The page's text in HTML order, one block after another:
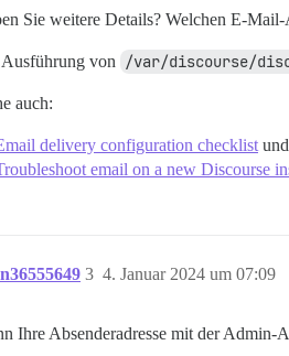
Sie weitere Details? Welchen E-
von /var/discourse/
auch:
delivery configuration checklist und
email on a new Discourse
4. Januar 2024 um 07:09
3
Ihre Absenderadresse mit der Admin-